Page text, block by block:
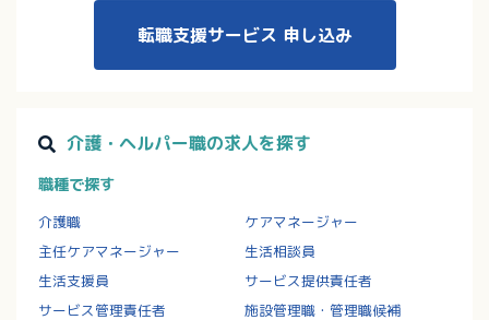
転職支援サービス 申し込み
介護・ヘルパー職の求人を探す
職種で探す
介護職
ケアマネージャー
主任ケアマネージャー
生活相談員
生活支援員
サービス提供責任者
サービス管理責任者
施設管理職・管理職候補